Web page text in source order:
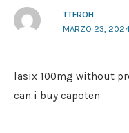
TTFROH
MARZO 23,
lasix 100mg without
can i buy capoten